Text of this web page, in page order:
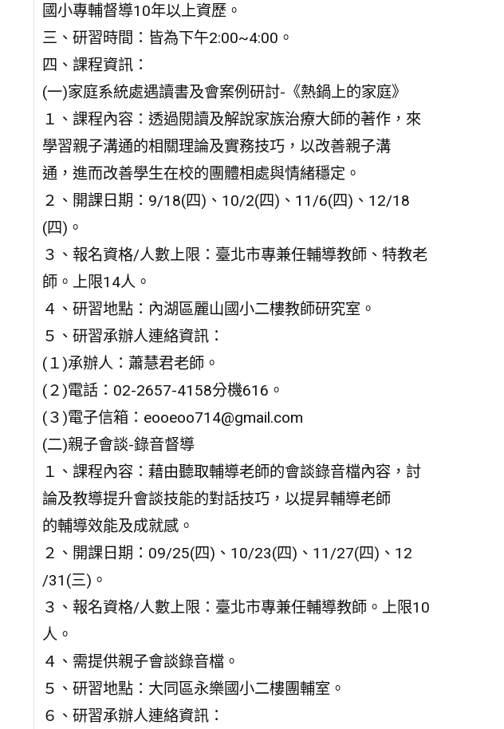
國小專輔督導10年以上資歷。
三、研習時間：皆為下午2:00~4:00。
四、課程資訊：
(一)家庭系統處遇讀書及會案例研討-《熱鍋上的家庭》
１、課程內容：透過閱讀及解說家族治療大師的著作，來
學習親子溝通的相關理論及實務技巧，以改善親子溝
通，進而改善學生在校的團體相處與情緒穩定。
２、開課日期：9/18(四)、10/2(四)、11/6(四)、12/18
(四)。
３、報名資格/人數上限：臺北市專兼任輔導教師、特教老
師。上限14人。
４、研習地點：內湖區麗山國小二樓教師研究室。
５、研習承辦人連絡資訊：
(１)承辦人：蕭慧君老師。
(２)電話：02-2657-4158分機616。
(３)電子信箱：eooeoo714@gmail.com
(二)親子會談-錄音督導
１、課程內容：藉由聽取輔導老師的會談錄音檔內容，討
論及教導提升會談技能的對話技巧，以提昇輔導老師
的輔導效能及成就感。
２、開課日期：09/25(四)、10/23(四)、11/27(四)、12
/31(三)。
３、報名資格/人數上限：臺北市專兼任輔導教師。上限10
人。
４、需提供親子會談錄音檔。
５、研習地點：大同區永樂國小二樓團輔室。
６、研習承辦人連絡資訊：